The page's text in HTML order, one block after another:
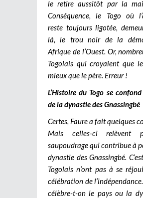
le retire aussitôt par la
Conséquence, le Togo où
reste toujours ligotée,
là, le trou noir de la
Afrique de l’Ouest. Or,
Togolais qui croyaient que
mieux que le père. Erreur !
L’Histoire du Togo se
de la dynastie des Gnassingbé
Certes, Faure a fait quelques
Mais celles-ci relèvent
saupoudrage qui contribue à
dynastie des Gnassingbé.
Togolais n’ont pas à se
célébration de l’indépendance.
célèbre-t-on le pays ou la